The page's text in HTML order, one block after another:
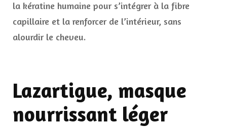
la kératine humaine pour s’intégrer à la fibre
capillaire et la renforcer de l’intérieur, sans
alourdir le cheveu.
Lazartigue, masque
nourrissant léger